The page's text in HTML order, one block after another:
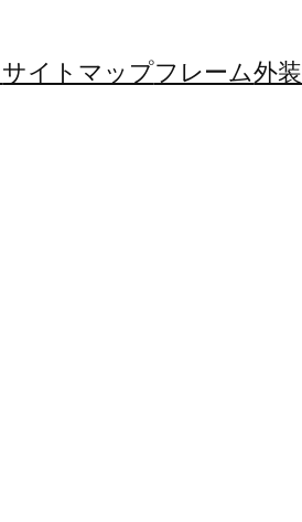
サイトマップフレーム外装